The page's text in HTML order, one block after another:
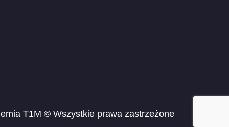
T1M © Wszystkie prawa zastrzeżone